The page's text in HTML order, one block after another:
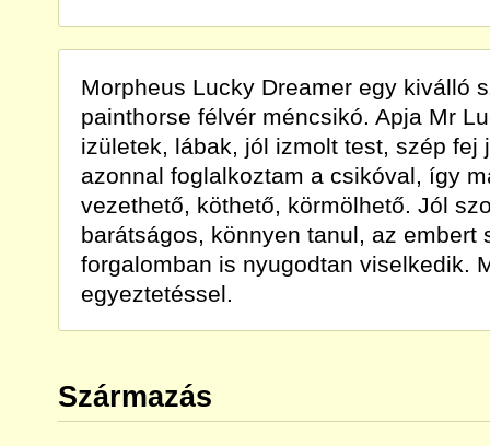
Morpheus Lucky Dreamer egy kiválló
painthorse félvér méncsikó. Apja Mr
izületek, lábak, jól izmolt test, szép fej
azonnal foglalkoztam a csikóval, így
vezethető, köthető, körmölhető. Jól
barátságos, könnyen tanul, az embert
forgalomban is nyugodtan viselkedik.
egyeztetéssel.
Származás